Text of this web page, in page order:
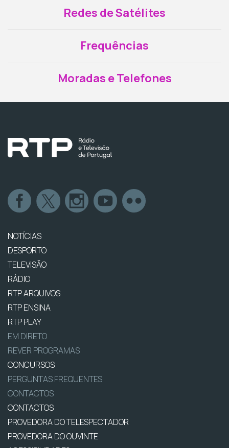
Redes de Satélites
Frequências
Moradas e Telefones
NOTÍCIAS
DESPORTO
TELEVISÃO
RÁDIO
RTP ARQUIVOS
RTP ENSINA
RTP PLAY
EM DIRETO
REVER PROGRAMAS
CONCURSOS
PERGUNTAS FREQUENTES
CONTACTOS
CONTACTOS
PROVEDORA DO TELESPECTADOR
PROVEDORA DO OUVINTE